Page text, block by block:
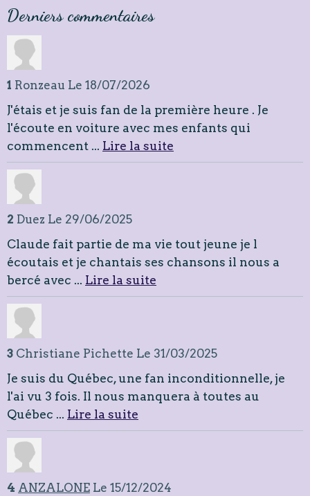
Derniers commentaires
1 Ronzeau Le 18/07/2026
J'étais et je suis fan de la première heure . Je
l'écoute en voiture avec mes enfants qui
commencent ... Lire la suite
2 Duez Le 29/06/2025
Claude fait partie de ma vie tout jeune je l
écoutais et je chantais ses chansons il nous a
bercé avec ... Lire la suite
3 Christiane Pichette Le 31/03/2025
Je suis du Québec, une fan inconditionnelle, je
l'ai vu 3 fois. Il nous manquera à toutes au
Québec ... Lire la suite
4 ANZALONE Le 15/12/2024